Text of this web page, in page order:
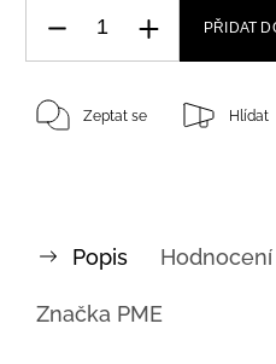
PŘIDAT
Zeptat se Hlídat
Popis Hodnocení
Značka PME